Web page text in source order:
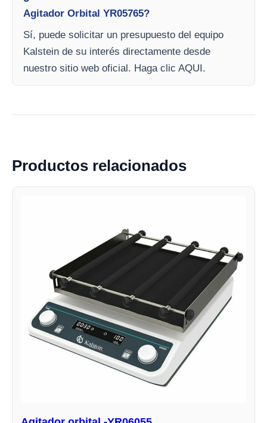
Agitador Orbital YR05765?
Sí, puede solicitar un presupuesto del equipo
Kalstein de su interés directamente desde
nuestro sitio web oficial. Haga clic AQUI.
Productos relacionados